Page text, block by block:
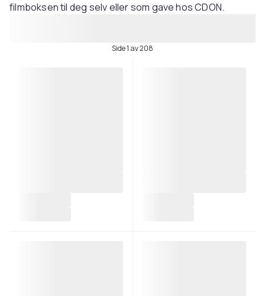
filmboksen til deg selv eller som gave hos CDON.
Side 1 av 208